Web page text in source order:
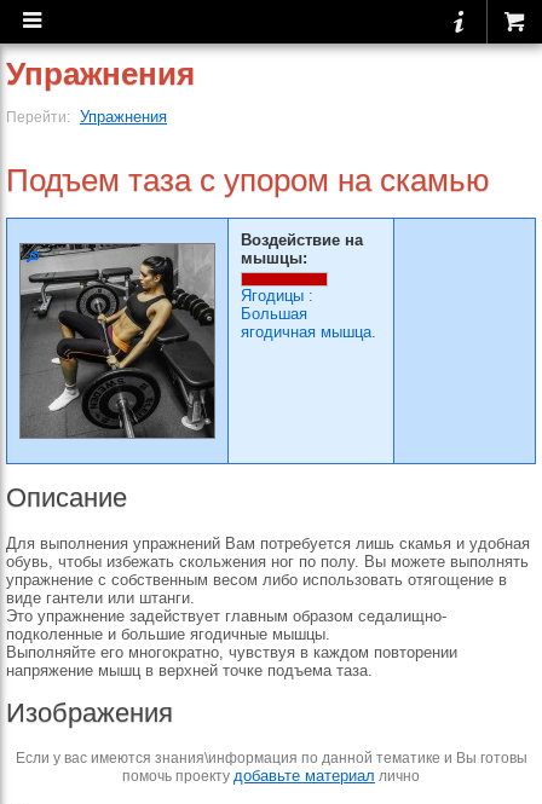
Упражнения
Перейти: Упражнения
Подъем таза с упором на скамью
Воздействие на
мышцы:
Ягодицы :
Большая
ягодичная мышца.
Описание
Для выполнения упражнений Вам потребуется лишь скамья и удобная
обувь, чтобы избежать скольжения ног по полу. Вы можете выполнять
упражнение с собственным весом либо использовать отягощение в
виде гантели или штанги.
Это упражнение задействует главным образом седалищно-
подколенные и большие ягодичные мышцы.
Выполняйте его многократно, чувствуя в каждом повторении
напряжение мышц в верхней точке подъема таза.
Изображения
Если у вас имеются знания\информация по данной тематике и Вы готовы
помочь проекту добавьте материал лично